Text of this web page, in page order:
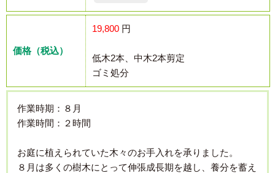
価格（税込）
19,800 円
低木2本、中木2本剪定
ゴミ処分
作業時期：８月
作業時間：２時間
お庭に植えられていた木々のお手入れを承りました。
８月は多くの樹木にとって伸張成長期を越し、養分を蓄え